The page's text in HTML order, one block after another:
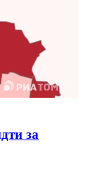
за